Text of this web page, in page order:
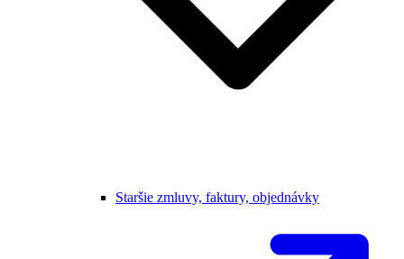
Staršie zmluvy, faktury, objednávky